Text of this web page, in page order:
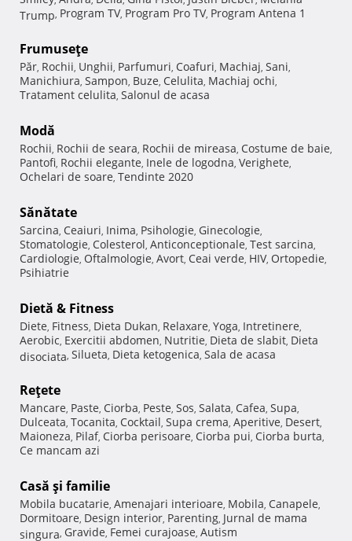
Trump, Program TV, Program Pro TV, Program Antena 1
Frumuseţe
Păr, Rochii, Unghii, Parfumuri, Coafuri, Machiaj, Sani,
Manichiura, Sampon, Buze, Celulita, Machiaj ochi,
Tratament celulita, Salonul de acasa
Modă
Rochii, Rochii de seara, Rochii de mireasa, Costume de baie,
Pantofi, Rochii elegante, Inele de logodna, Verighete,
Ochelari de soare, Tendinte 2020
Sănătate
Sarcina, Ceaiuri, Inima, Psihologie, Ginecologie,
Stomatologie, Colesterol, Anticonceptionale, Test sarcina,
Cardiologie, Oftalmologie, Avort, Ceai verde, HIV, Ortopedie,
Psihiatrie
Dietă & Fitness
Diete, Fitness, Dieta Dukan, Relaxare, Yoga, Intretinere,
Aerobic, Exercitii abdomen, Nutritie, Dieta de slabit, Dieta
disociata, Silueta, Dieta ketogenica, Sala de acasa
Reţete
Mancare, Paste, Ciorba, Peste, Sos, Salata, Cafea, Supa,
Dulceata, Tocanita, Cocktail, Supa crema, Aperitive, Desert,
Maioneza, Pilaf, Ciorba perisoare, Ciorba pui, Ciorba burta,
Ce mancam azi
Casă şi familie
Mobila bucatarie, Amenajari interioare, Mobila, Canapele,
Dormitoare, Design interior, Parenting, Jurnal de mama
singura, Gravide, Femei curajoase, Autism